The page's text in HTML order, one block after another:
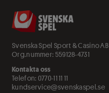
Svenska Spel Sport & Casino AB
Org.nummer: 559128-4731
Kontakta oss
Telefon: 0770-11 11 11
kundservice@svenskaspel.se